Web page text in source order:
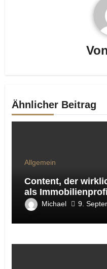
Ähnlicher Beitrag
Allgemein
Content, der
als
Ratgeber-Artikeln
und Leads gewinnst
Michael 9.